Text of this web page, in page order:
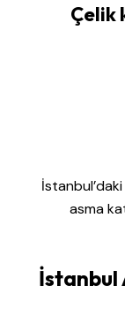
Çelik
?
asma
İstanbul